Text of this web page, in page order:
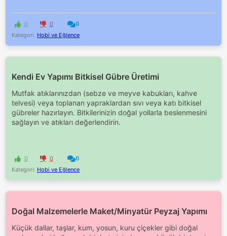
0 0
0
Kategori: Hobi ve Eğlence
Kendi Ev Yapımı Bitkisel Gübre Üretimi
Mutfak atıklarınızdan (sebze ve meyve kabukları, kahve
telvesi) veya toplanan yapraklardan sıvı veya katı bitkisel
gübreler hazırlayın. Bitkilerinizin doğal yollarla beslenmesini
sağlayın ve atıkları değerlendirin.
0 0
0
Kategori: Hobi ve Eğlence
Doğal Malzemelerle Maket/Minyatür Peyzaj Yapımı
Küçük dallar, taşlar, kum, yosun, kuru çiçekler gibi doğal